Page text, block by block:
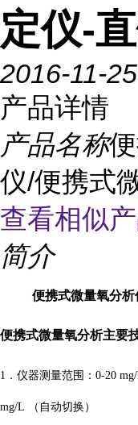
定仪-
2016-11-25
产品详情
产品名称
仪/便携式
查看相似
简介
便携式微量氧分析
便携式微量氧分析主要
1 ．仪器测量范围： 0-20
mg/L （自动切换）